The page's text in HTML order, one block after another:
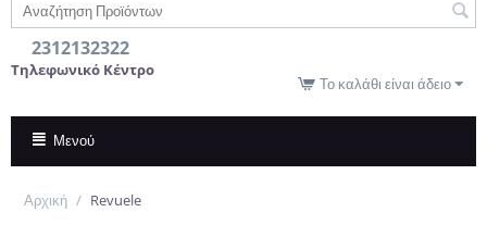
2312132322
Τηλεφωνικό Κέντρο
Το καλάθι είναι άδειο
Μενού
Αρχική / Revuele